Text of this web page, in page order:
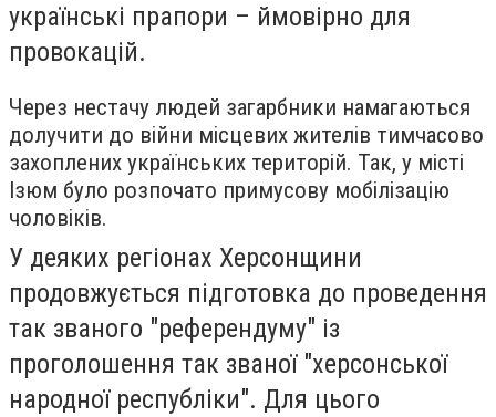
українські прапори – ймовірно для
провокацій.
Через нестачу людей загарбники намагаються
долучити до війни місцевих жителів тимчасово
захоплених українських територій. Так, у місті
Ізюм було розпочато примусову мобілізацію
чоловіків.
У деяких регіонах Херсонщини
продовжується підготовка до проведення
так званого "референдуму" із
проголошення так званої "херсонської
народної республіки". Для цього